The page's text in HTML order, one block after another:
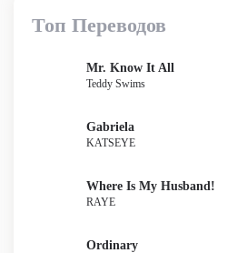
Топ Переводов
Mr. Know It All
Teddy Swims
Gabriela
KATSEYE
Where Is My Husband!
RAYE
Ordinary